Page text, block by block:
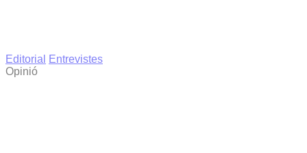
Editorial
Entrevistes
Opinió